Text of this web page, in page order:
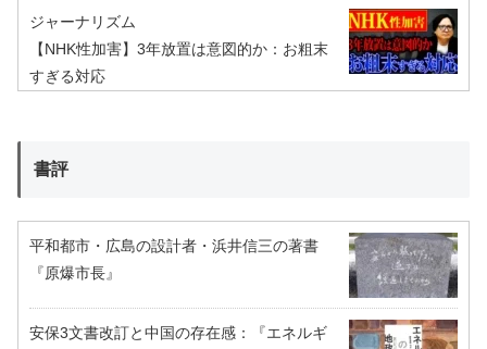
ジャーナリズム
【NHK性加害】3年放置は意図的か：お粗末
すぎる対応
書評
平和都市・広島の設計者・浜井信三の著書
『原爆市長』
安保3文書改訂と中国の存在感：『エネルギ